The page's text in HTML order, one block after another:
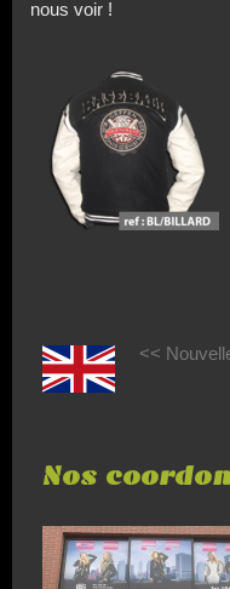
nous voir !
<<
Nos